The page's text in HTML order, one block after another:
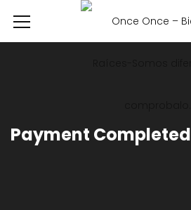
Payment Completed